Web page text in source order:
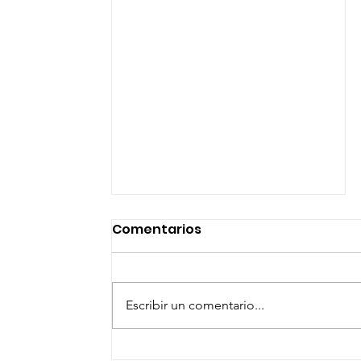
Comentarios
Escribir un comentario...